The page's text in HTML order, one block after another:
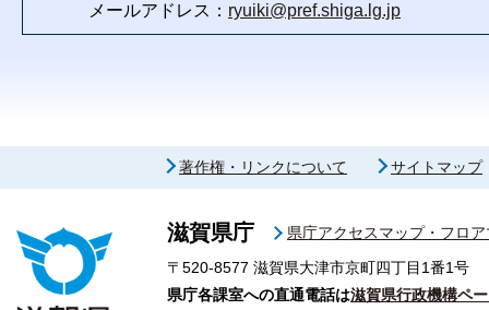
メールアドレス： ryuiki@pref.shiga.lg.jp
著作権・リンクについて サイトマップ
滋賀県庁
県庁アクセスマップ・フロ
〒520-8577 滋賀県大津市京町四丁目1番1号
県庁各課室への直通電話は滋賀県行政機構ペ